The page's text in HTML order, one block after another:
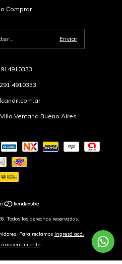
Comprar
4910333
Ventana Bueno Aires
Todos los derechos reservados.
Para reclamos ingresá acá.
arrepentimiento